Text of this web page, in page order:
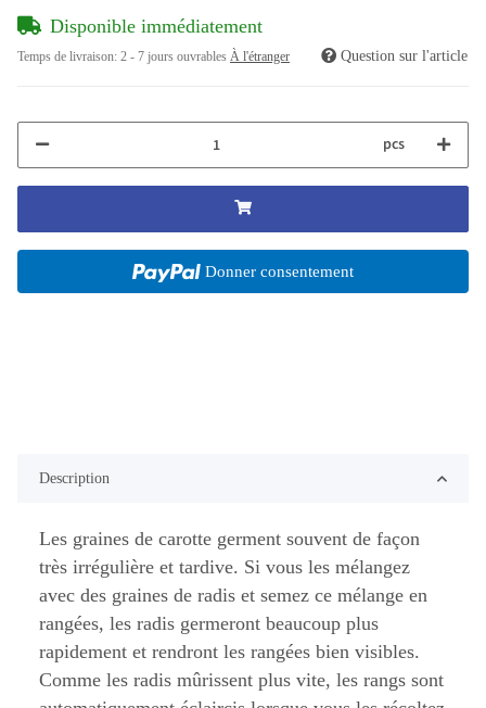
Disponible immédiatement
Temps de livraison: 2 - 7 jours ouvrables À l'étranger Question sur l'article
pcs
Donner consentement
Description
Les graines de carotte germent souvent de façon
très irrégulière et tardive. Si vous les mélangez
avec des graines de radis et semez ce mélange en
rangées, les radis germeront beaucoup plus
rapidement et rendront les rangées bien visibles.
Comme les radis mûrissent plus vite, les rangs sont